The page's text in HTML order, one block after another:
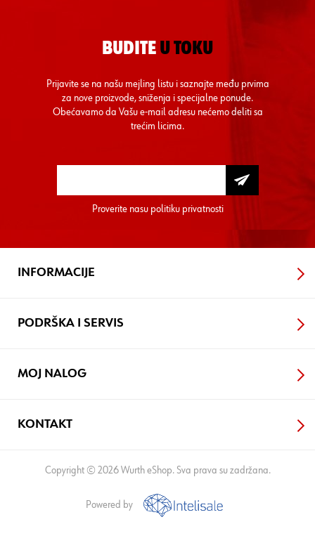
BUDITE U TOKU
Prijavite se na našu mejling listu i saznajte među prvima
za nove proizvode, sniženja i specijalne ponude.
Obećavamo da Vašu e-mail adresu nećemo deliti sa
trećim licima.
Proverite nasu politiku privatnosti
INFORMACIJE
PODRŠKA I SERVIS
MOJ NALOG
KONTAKT
Copyright © 2026 Wurth eShop. Sva prava su zadržana.
Powered by